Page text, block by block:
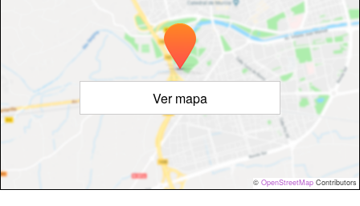
Ver mapa
© OpenStreetMap Contributors